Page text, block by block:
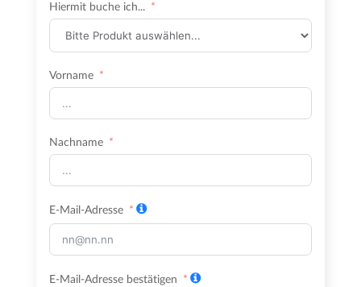
Hiermit buche ich...
Vorname
Nachname
E-Mail-Adresse
E-Mail-Adresse bestätigen